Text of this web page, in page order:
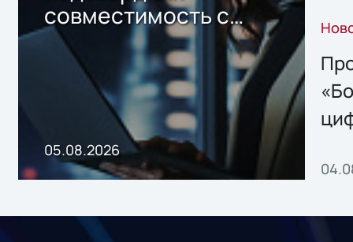
совместимость с
решением Sharx
Storage 2.x для
хранения данных
05.08.2026